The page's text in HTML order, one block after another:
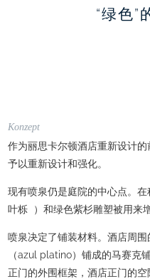
“绿色”
Konzept
作为丽思卡尔顿酒店重新设计
予以重新设计和强化。
现有喷泉仍是庭院的中心点。
叶栎 ）和绿色紫杉雕塑被用来
喷泉决定了铺装材料。酒店周
（azul platino）铺成的马赛克
正门的外围框架，酒店正门的空